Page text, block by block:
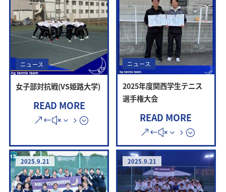
ニュース
女子部対抗戦(VS姫路大学)
READ MORE
ニュース
2025年度関西学生テニス
選手権大会
READ MORE
2025.9.21 2025.9.21